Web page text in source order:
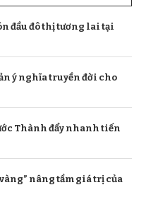
đầu đô thị tương lai tại
ý nghĩa truyền đời cho
Thành đẩy nhanh tiến
nâng tầm giá trị của